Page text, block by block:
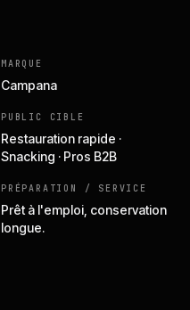
MARQUE
Campana
PUBLIC CIBLE
Restauration rapide ·
Snacking · Pros B2B
PRÉPARATION / SERVICE
Prêt à l'emploi, conservation
longue.